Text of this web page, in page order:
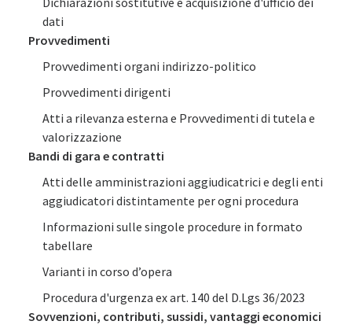
dati
Provvedimenti
Provvedimenti organi indirizzo-politico
Provvedimenti dirigenti
Atti a rilevanza esterna e Provvedimenti di tutela e
valorizzazione
Bandi di gara e contratti
Atti delle amministrazioni aggiudicatrici e degli enti
aggiudicatori distintamente per ogni procedura
Informazioni sulle singole procedure in formato
tabellare
Varianti in corso d’opera
Procedura d'urgenza ex art. 140 del D.Lgs 36/2023
Sovvenzioni, contributi, sussidi, vantaggi economici